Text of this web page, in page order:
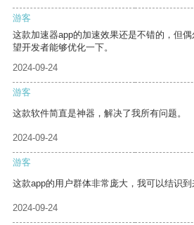
游客
这款加速器app的加速效果还是不错的，但
望开发者能够优化一下。
2024-09-24
游客
这款软件简直是神器，解决了我所有问题。
2024-09-24
游客
这款app的用户群体非常庞大，我可以结识到
2024-09-24